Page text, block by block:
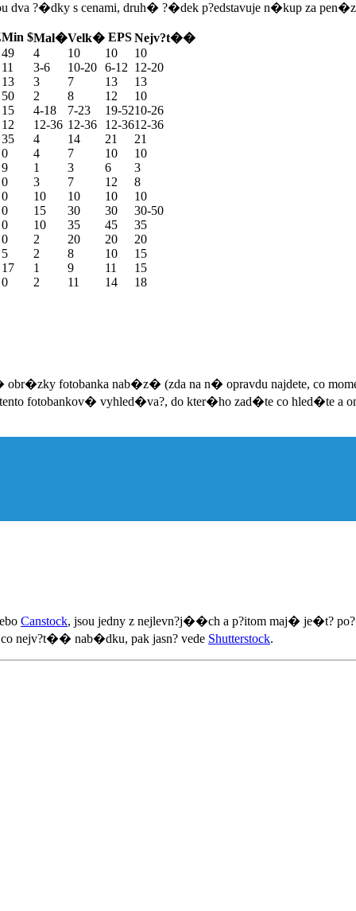
dva ?�dky s cenami, druh� ?�dek p?edstavuje n�kup za
Min $Mal�Velk� EPS Nejv?t��
49
4 10 10
10
11
3-6 10-20 6-12 12-20
13
3 7 13
13
50
2 8 12
10
15
4-18 7-23 19-5210-26
12
12-36 12-36 12-3612-36
35
4 14 21
21
0
4 7 10
10
9
1 3 6
3
0
3 7 12
8
0
10 10 10
10
0
15 30 30
30-50
0
10 35 45
35
0
2 20 20
20
5
2 8 10
15
17
1 9 11
15
0
2 11 14 18
fotobanka nab�z� (zda na n� opravdu najdete, co
fotobankov� vyhled�va?, do kter�ho zad�te co hled�te
Canstock, jsou jedny z nejlevn?j��ch a p?itom maj� je�t?
nejv?t�� nab�dku, pak jasn? vede Shutterstock.